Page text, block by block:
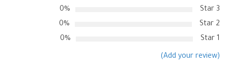
3 Star
0%
2 Star
0%
1 Star
0%
(Add your review)